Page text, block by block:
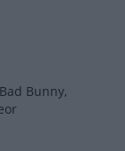
Bunny,